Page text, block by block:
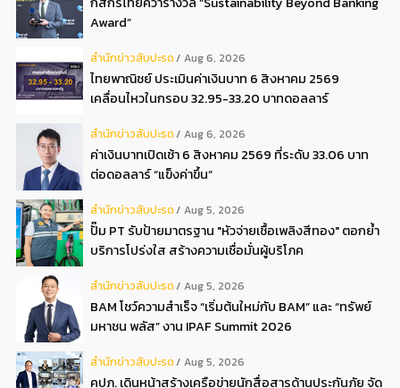
Award”
สํานักข่าวสับปะรด Aug 6, 2026
ไทยพาณิชย์ ประเมินค่าเงินบาท 6 สิงหาคม 2569
เคลื่อนไหวในกรอบ 32.95-33.20 บาทดอลลาร์
สํานักข่าวสับปะรด Aug 6, 2026
ค่าเงินบาทเปิดเช้า 6 สิงหาคม 2569 ที่ระดับ 33.06 บาท
ต่อดอลลาร์ “แข็งค่าขึ้น”
สํานักข่าวสับปะรด Aug 5, 2026
ปั๊ม PT รับป้ายมาตรฐาน "หัวจ่ายเชื้อเพลิงสีทอง" ตอกย้ำ
บริการโปร่งใส สร้างความเชื่อมั่นผู้บริโภค
สํานักข่าวสับปะรด Aug 5, 2026
BAM โชว์ความสำเร็จ “เริ่มต้นใหม่กับ BAM” และ “ทรัพย์
มหาชน พลัส” งาน IPAF Summit 2026
สํานักข่าวสับปะรด Aug 5, 2026
คปภ. เดินหน้าสร้างเครือข่ายนักสื่อสารด้านประกันภัย จัด